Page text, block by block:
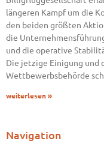
längeren Kampf um die
den beiden größten
die
und die operative
Die jetzige Einigung und
Wettbewerbsbehörde
weiterlesen »
Navigation